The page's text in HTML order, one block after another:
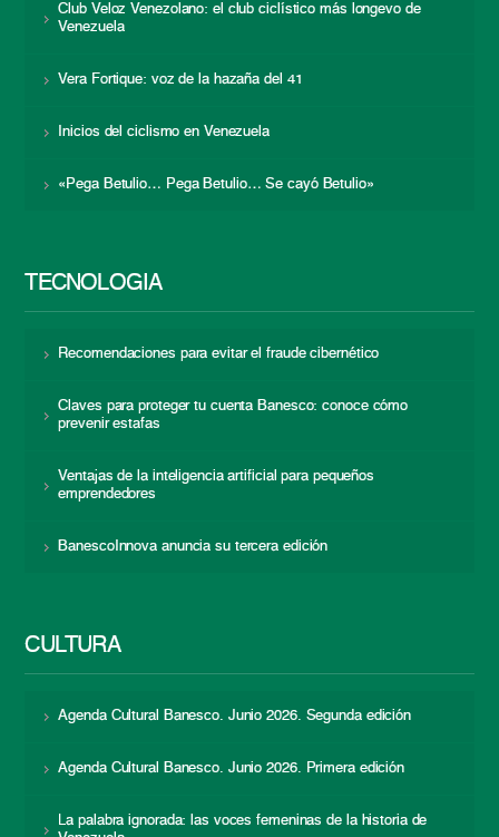
Club Veloz Venezolano: el club ciclístico más longevo de
Venezuela
Vera Fortique: voz de la hazaña del 41
Inicios del ciclismo en Venezuela
«Pega Betulio… Pega Betulio… Se cayó Betulio»
TECNOLOGÍA
Recomendaciones para evitar el fraude cibernético
Claves para proteger tu cuenta Banesco: conoce cómo
prevenir estafas
Ventajas de la inteligencia artificial para pequeños
emprendedores
BanescoInnova anuncia su tercera edición
CULTURA
Agenda Cultural Banesco. Junio 2026. Segunda edición
Agenda Cultural Banesco. Junio 2026. Primera edición
La palabra ignorada: las voces femeninas de la historia de